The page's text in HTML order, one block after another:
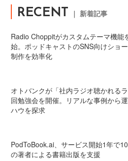
RECENT ｜ 新着記事
Radio Choppitがカスタムテーマ機能
始。ポッドキャストのSNS向けショ
制作を効率化
オトバンクが「社内ラジオ聴かれる
回勉強会を開催。リアルな事例から
ハウを探求
PodToBook.ai、サービス開始1年で
の著者による書籍出版を支援